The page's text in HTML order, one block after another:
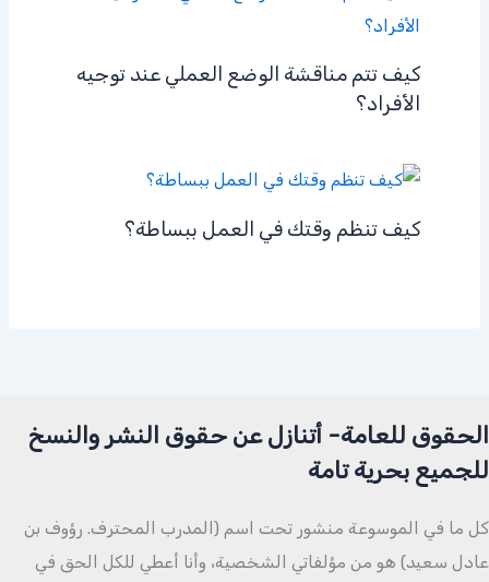
كيف تتم مناقشة الوضع العملي عند توجيه
الأفراد؟
كيف تنظم وقتك في العمل ببساطة؟
الحقوق للعامة- أتنازل عن حقوق النشر والنسخ
للجميع بحرية تامة
كل ما في الموسوعة منشور تحت اسم (المدرب المحترف. رؤوف بن
عادل سعيد) هو من مؤلفاتي الشخصية، وأنا أعطي للكل الحق في